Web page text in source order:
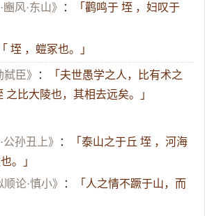
豳风·东山》 ：
「鹳鸣于 垤 ，妇叹于
「 垤 ，螘冢也。」
弑臣》 ：
「夫世愚学之人，比有术之
之比大陵也，其相去远矣。」
公孙丑上》 ：
「泰山之于丘 垤 ，河海
。」
顺论·慎小》
：
「人之情不蹶于山，而